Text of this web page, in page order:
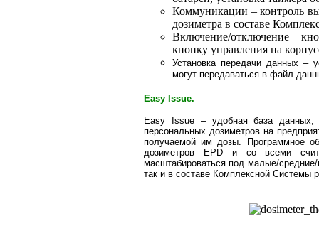
Коммуникации – контроль
дозиметра в составе
Включение/отключение
кнопку управления на
Установка передачи данных –
могут передаваться в файл
Easy Issue.
Easy Issue – удобная база данных,
персональных дозиметров на
получаемой им дозы. Программное
дозиметров EPD и со всеми
масштабироваться под малые/средние/
так и в составе Комплексной Системы